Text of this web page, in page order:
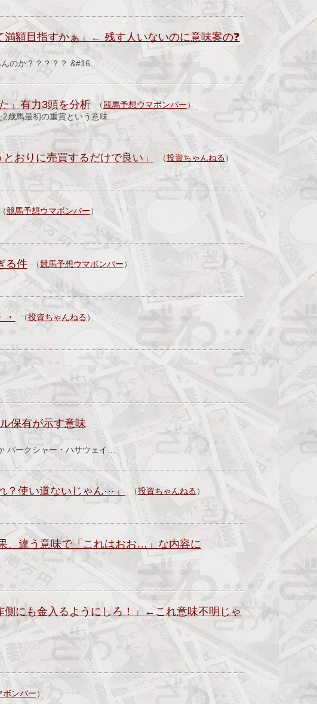
額目指すかぁ」← 残す人いないのに意味案の❓
のか？？？？？ &#16…
」有力3頭を分析 （競馬予想ウマボンバー）
歳馬最初の重賞という意味…
おりに売買するだけで良い」 （投資ちゃんねる）
（競馬予想ウマボンバー）
る件 （競馬予想ウマボンバー）
（投資ちゃんねる）
保有が示す意味
バークシャー・ハサウェイ…
？使い道ないじゃん⋯」 （投資ちゃんねる）
、違う意味で「これはおお…」な内容に
側にも金入るようにしろ！」←これ意味不明じゃ
ボンバー）